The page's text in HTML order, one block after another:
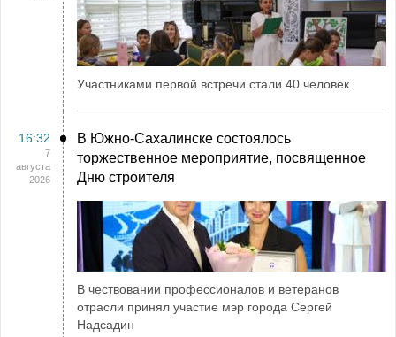
Участниками первой встречи стали 40 человек
16:32
7
августа
2026
В Южно-Сахалинске состоялось
торжественное мероприятие, посвященное
Дню строителя
В чествовании профессионалов и ветеранов
отрасли принял участие мэр города Сергей
Надсадин